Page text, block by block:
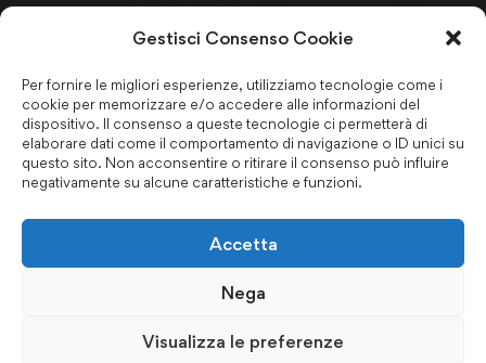
Gestisci Consenso Cookie
Per fornire le migliori esperienze, utilizziamo tecnologie come i
cookie per memorizzare e/o accedere alle informazioni del
dispositivo. Il consenso a queste tecnologie ci permetterà di
elaborare dati come il comportamento di navigazione o ID unici su
questo sito. Non acconsentire o ritirare il consenso può influire
negativamente su alcune caratteristiche e funzioni.
Accetta
Nega
Visualizza le preferenze
Metodologia Didattica
Faculty & Staffs
Formazione finanziata
Forum Nazionale Antiriciclaggio
Cookie Policy–Codice Etico